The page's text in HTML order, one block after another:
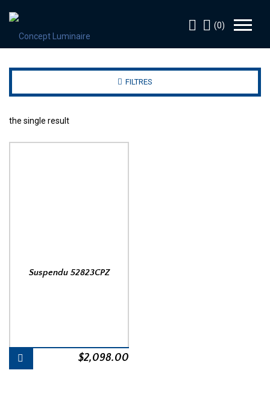
(0)
FILTRES
the single result
Suspendu 52823CPZ
$2,098.00